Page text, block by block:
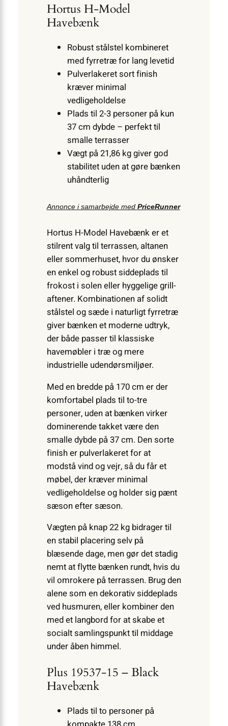
Hortus H-Model
Havebænk
Robust stålstel kombineret
med fyrretræ for lang levetid
Pulverlakeret sort finish
kræver minimal
vedligeholdelse
Plads til 2-3 personer på kun
37 cm dybde – perfekt til
smalle terrasser
Vægt på 21,86 kg giver god
stabilitet uden at gøre bænken
uhåndterlig
Annonce i samarbejde med PriceRunner
Hortus H-Model Havebænk er et
stilrent valg til terrassen, altanen
eller sommerhuset, hvor du ønsker
en enkel og robust siddeplads til
frokost i solen eller hyggelige grill­
aftener. Kombinationen af solidt
stålstel og sæde i naturligt fyrretræ
giver bænken et moderne udtryk,
der både passer til klassiske
havemøbler i træ og mere
industrielle udendørs­miljøer.
Med en bredde på 170 cm er der
komfortabel plads til to-tre
personer, uden at bænken virker
dominerende takket være den
smalle dybde på 37 cm. Den sorte
finish er pulverlakeret for at
modstå vind og vejr, så du får et
møbel, der kræver minimal
vedligeholdelse og holder sig pænt
sæson efter sæson.
Vægten på knap 22 kg bidrager til
en stabil placering selv på
blæsende dage, men gør det stadig
nemt at flytte bænken rundt, hvis du
vil omrokere på terrassen. Brug den
alene som en dekorativ siddeplads
ved husmuren, eller kombiner den
med et langbord for at skabe et
socialt samlingspunkt til middage
under åben himmel.
Plus 19537-15 – Black
Havebænk
Plads til to personer på